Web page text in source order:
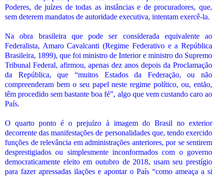
Poderes, de juízes de todas as instâncias e de procuradores, que,
sem deterem mandatos de autoridade executiva, intentam exercê-la.
Na obra brasileira que pode ser considerada equivalente ao
Federalista, Amaro Cavalcanti (Regime Federativo e a República
Brasileira, 1899), que foi ministro de Interior e ministro do Supremo
Tribunal Federal, afirmou, apenas dez anos depois da Proclamação
da República, que “muitos Estados da Federação, ou não
compreenderam bem o seu papel neste regime político, ou, então,
têm procedido sem bastante boa fé”, algo que vem custando caro ao
País.
O quarto ponto é o prejuízo à imagem do Brasil no exterior
decorrente das manifestações de personalidades que, tendo exercido
funções de relevância em administrações anteriores, por se sentirem
desprestigiados ou simplesmente inconformados com o governo
democraticamente eleito em outubro de 2018, usam seu prestígio
para fazer apressadas ilações e apontar o País “como ameaça a si